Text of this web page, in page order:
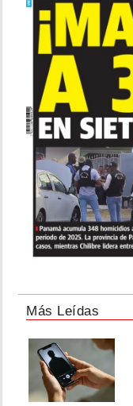
Más Leídas